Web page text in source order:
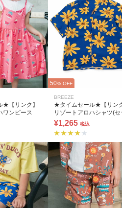
【リンク】
ワンピース
50% OFF
BREEZE
★タイムセール★【リンク
リゾートアロハシャツ(セ
アップ可)
¥1,265 税込